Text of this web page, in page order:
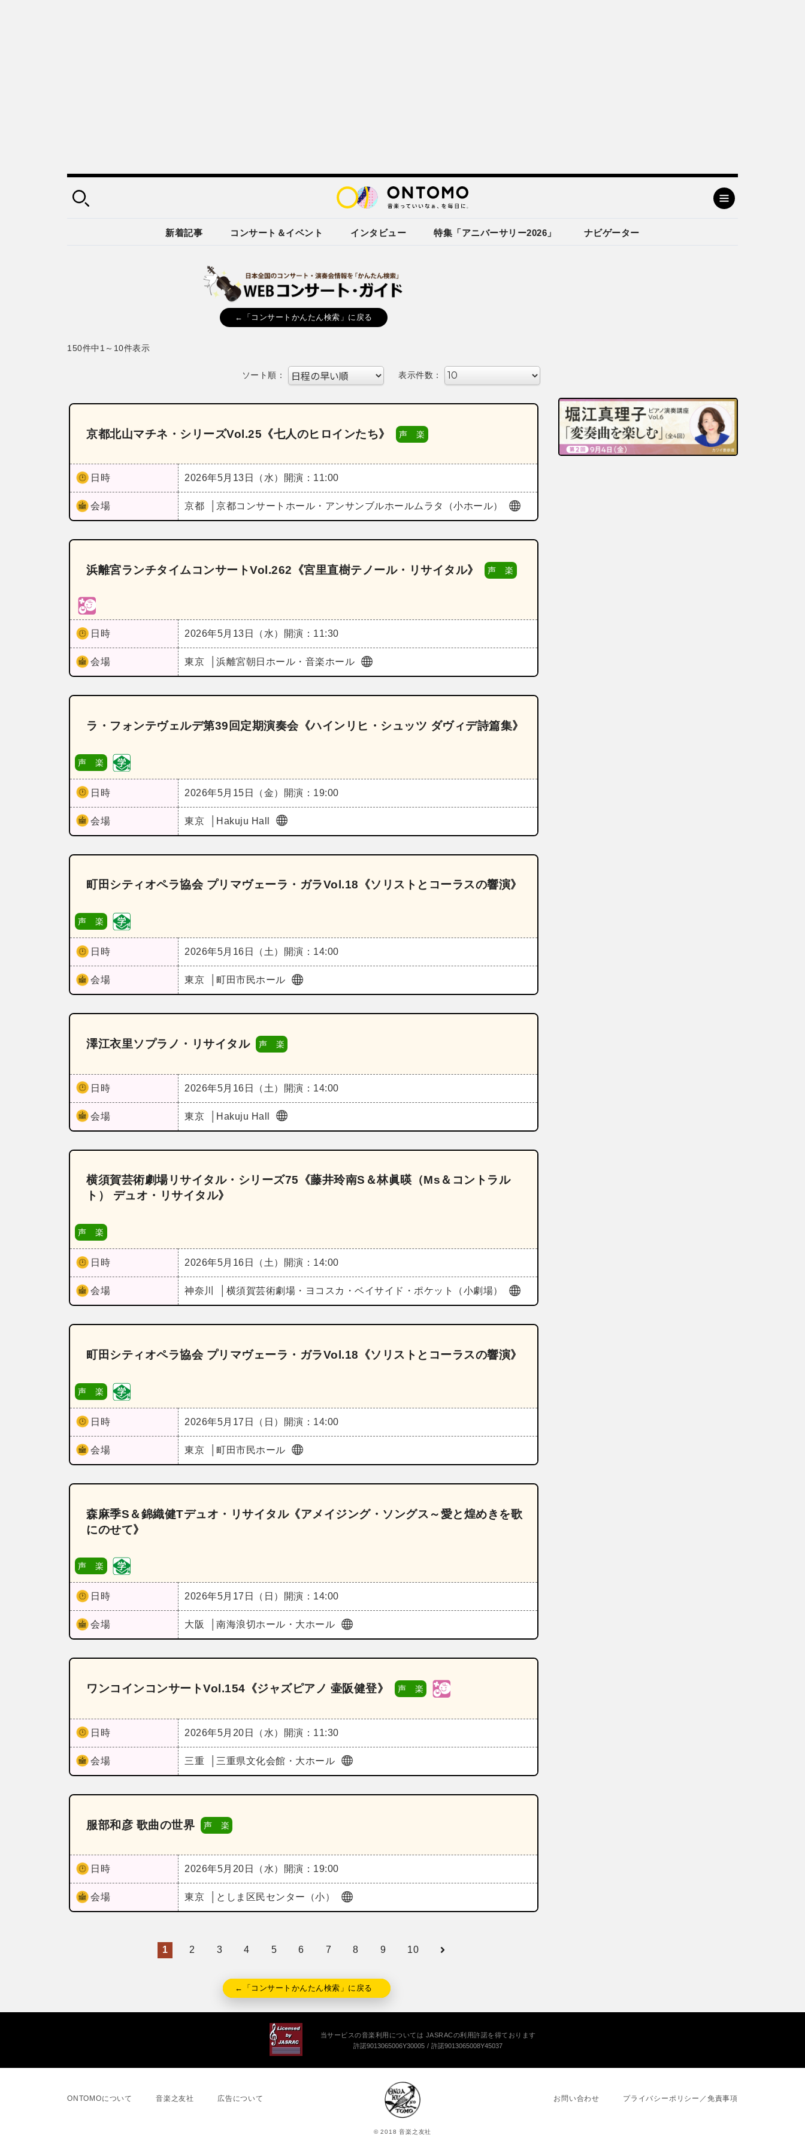
新着記事 コンサート＆イベント インタビュー 特集「アニバーサリー2026」 ナビゲーター
←「コンサートかんたん検索」に戻る
150件中1～10件表示
ソート順： 表示件数：
京都北山マチネ・シリーズVol.25《七人のヒロインたち》 声 楽
日時 2026年5月13日（水） 開演：11:00
会場 京都 京都コンサートホール・アンサンブルホールムラタ（小ホール）
浜離宮ランチタイムコンサートVol.262《宮里直樹テノール・リサイタル》 声 楽
日時 2026年5月13日（水） 開演：11:30
会場 東京 浜離宮朝日ホール・音楽ホール
ラ・フォンテヴェルデ第39回定期演奏会《ハインリヒ・シュッツ ダヴィデ詩篇集》
声 楽
日時 2026年5月15日（金） 開演：19:00
会場 東京 Hakuju Hall
町田シティオペラ協会 プリマヴェーラ・ガラVol.18《ソリストとコーラスの響演》
声 楽
日時 2026年5月16日（土） 開演：14:00
会場 東京 町田市民ホール
澤江衣里ソプラノ・リサイタル 声 楽
日時 2026年5月16日（土） 開演：14:00
会場 東京 Hakuju Hall
横須賀芸術劇場リサイタル・シリーズ75《藤井玲南S＆林眞暎（Ms＆コントラル
ト） デュオ・リサイタル》
声 楽
日時 2026年5月16日（土） 開演：14:00
会場 神奈川 横須賀芸術劇場・ヨコスカ・ベイサイド・ポケット（小劇場）
町田シティオペラ協会 プリマヴェーラ・ガラVol.18《ソリストとコーラスの響演》
声 楽
日時 2026年5月17日（日） 開演：14:00
会場 東京 町田市民ホール
森麻季S＆錦織健Tデュオ・リサイタル《アメイジング・ソングス～愛と煌めきを歌
にのせて》
声 楽
日時 2026年5月17日（日） 開演：14:00
会場 大阪 南海浪切ホール・大ホール
ワンコインコンサートVol.154《ジャズピアノ 壷阪健登》 声 楽
日時 2026年5月20日（水） 開演：11:30
会場 三重 三重県文化会館・大ホール
服部和彦 歌曲の世界 声 楽
日時 2026年5月20日（水） 開演：19:00
会場 東京 としま区民センター（小）
1 2 3 4 5 6 7 8 9 10
←「コンサートかんたん検索」に戻る
当サービスの音楽利用については JASRACの利用許諾を得ております
許諾9013065006Y30005
許諾9013065008Y45037
ONTOMOについて 音楽之友社 広告について お問い合わせ プライバシーポリシー／免責事項
© 2018 音楽之友社